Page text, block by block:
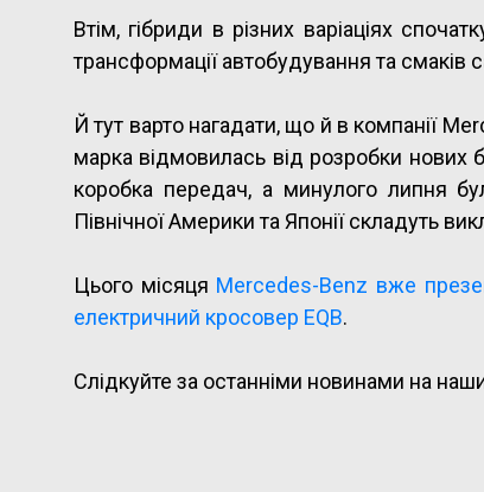
Втім, гібриди в різних варіаціях
трансформації автобудування та смаків
Й тут варто нагадати, що й в компанії
марка відмовилась від розробки нових
коробка передач, а минулого липня
Північної Америки та Японії складуть
Цього місяця Mercedes-Benz вже
електричний кросовер EQB.
Слідкуйте за останніми новинами на